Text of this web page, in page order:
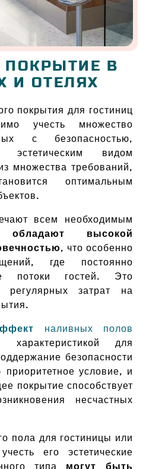
В
И ОТЕЛЯХ
покрытия для гостиниц
учесть множество
с безопасностью,
эстетическим видом
множества требований,
оптимальным
всем необходимым
обладают высокой
, что особенно
где постоянно
потоки гостей. Это
регулярных затрат на
наливных полов
характеристикой для
безопасности
приоритетное условие, и
покрытие способствует
несчастных
пола для гостиницы или
его эстетические
типа могут быть